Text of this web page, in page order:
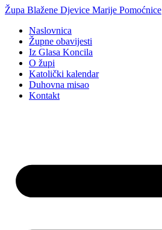
Idi
sadržaj
Župa Blažene Djevice Marije Pomoćnice
Naslovnica
Župne obavijesti
Iz Glasa Koncila
O župi
Katolički kalendar
Duhovna misao
Kontakt